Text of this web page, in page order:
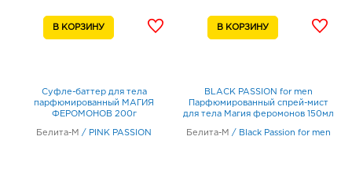
Суфле-баттер для тела
парфюмированный МАГИЯ
ФЕРОМОНОВ 200г
Белита-М / PINK PASSION
BLACK PASSION for men
Парфюмированный спрей-мист
для тела Магия феромонов 150мл
Белита-М / Black Passion for men